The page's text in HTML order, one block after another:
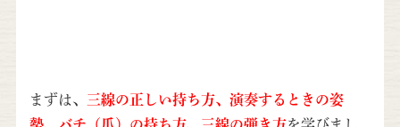
まずは、 三線の正しい持ち方、演奏するときの姿
勢、バチ（爪）の持ち方、三線の弾き方を学びまし